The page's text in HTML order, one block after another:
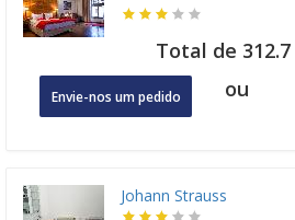
Total de 312.7
Envie-nos um pedido ou
Johann Strauss